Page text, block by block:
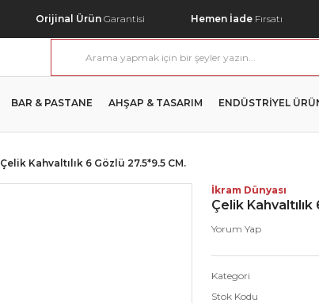
Orijinal Ürün Garantisi Hemen İade Fırsatı
BAR & PASTANE AHŞAP & TASARIM ENDÜSTRİYEL
Çelik Kahvaltılık 6 Gözlü 27.5*9.5 CM.
İkram Dünyası
Çelik
Yorum Yap
Kategori
Stok Kodu